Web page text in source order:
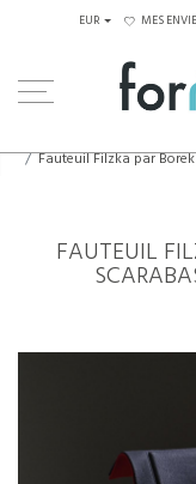
EUR MES
Fauteuil Filzka par
FAUTEUIL